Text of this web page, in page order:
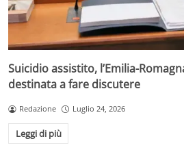
Suicidio assistito, l’Emilia-
destinata a fare discutere
Redazione Luglio 24, 2026
Leggi di più